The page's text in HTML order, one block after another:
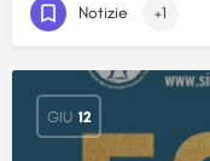
Notizie +1
GIU 12